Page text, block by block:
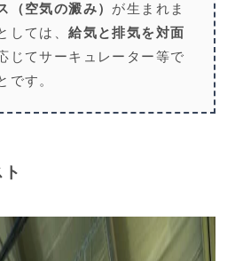
（空気の澱み） が生まれま
しては、給気と排気を対面
じてサーキュレーター等で
す。